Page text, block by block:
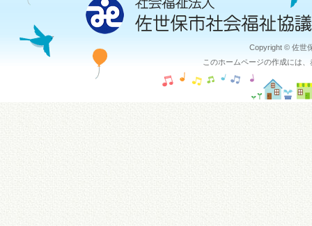
Copyright © 佐世
このホームページの作成には